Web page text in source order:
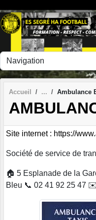
Accueil Ambulance
Site internet : https://
Société de service de
🏠 5 Esplanade de la
Bleu 📞 02 41 92 25 47